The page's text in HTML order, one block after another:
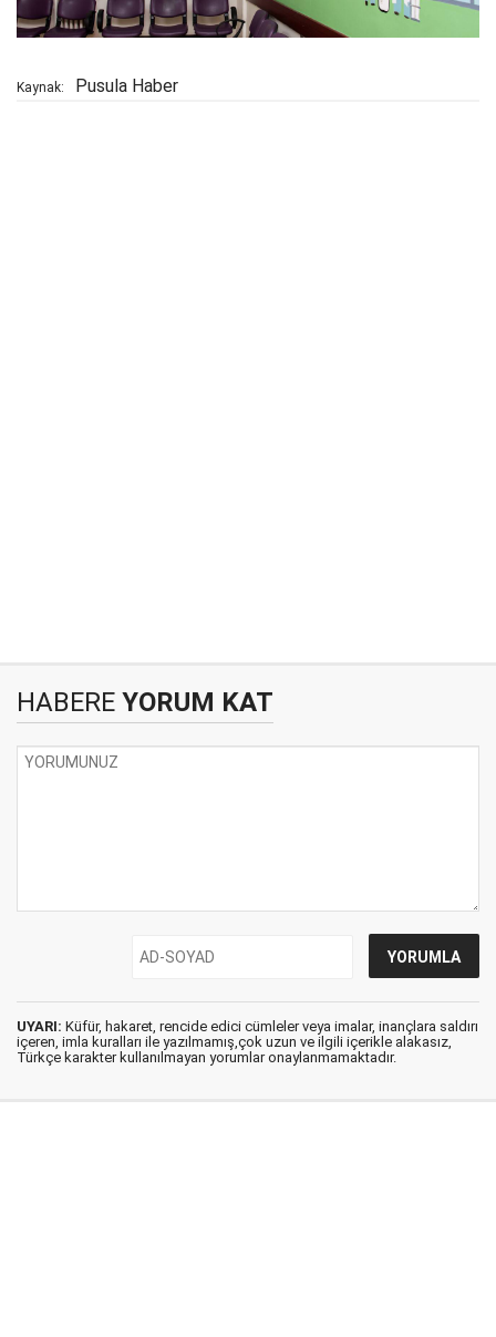
Kaynak: Pusula Haber
HABERE YORUM KAT
UYARI: Küfür, hakaret, rencide edici cümleler veya imalar, inançlara saldırı
içeren, imla kuralları ile yazılmamış,çok uzun ve ilgili içerikle alakasız,
Türkçe karakter kullanılmayan yorumlar onaylanmamaktadır.